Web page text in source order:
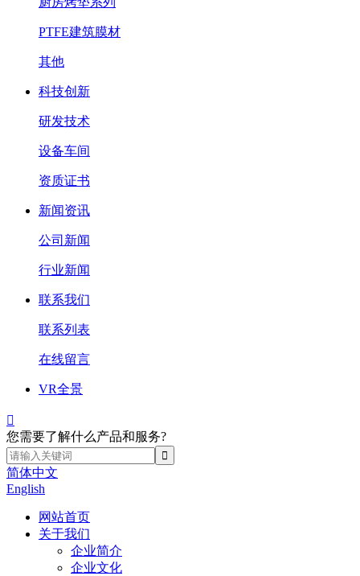
PTFE建筑膜材
其他
科技创新
研发技术
设备车间
资质证书
新闻资讯
公司新闻
行业新闻
联系我们
联系列表
在线留言
VR全景

您需要了解什么产品和服务?
简体中文
English
网站首页
关于我们
企业简介
企业文化